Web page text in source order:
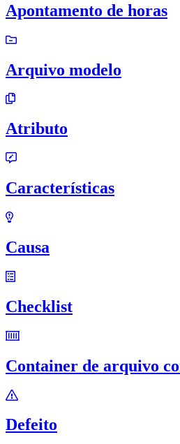
Apontamento de horas
Arquivo modelo
Atributo
Características
Causa
Checklist
Container de arquivo
Defeito